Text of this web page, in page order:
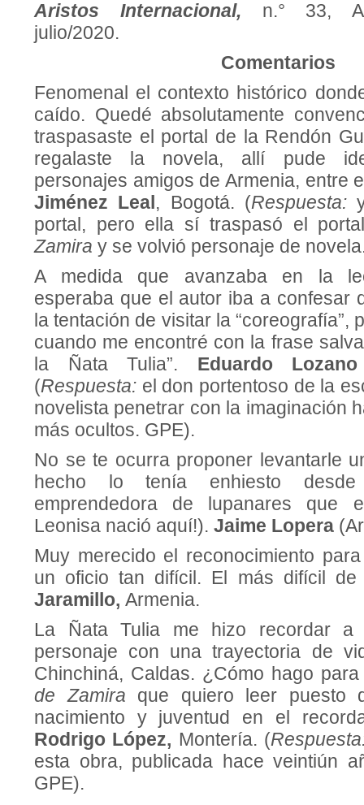
Aristos Internacional, n.° 33,
julio/2020.
Comentarios
Fenomenal el contexto histórico
caído. Quedé absolutamente
traspasaste el portal de la Rendón
regalaste la novela, allí pude
personajes amigos de Armenia, entre
Jiménez Leal , Bogotá. (Respuesta:
portal, pero ella sí traspasó el
Zamira y se volvió personaje de
A medida que avanzaba en la
esperaba que el autor iba a confesar
la tentación de visitar la “coreografía”,
cuando me encontré con la frase
la Ñata Tulia”. Eduardo
(Respuesta: el don portentoso de la
novelista penetrar con la imaginación
más ocultos. GPE).
No se te ocurra proponer levantarle
hecho lo tenía enhiesto desde
emprendedora de lupanares que
Leonisa nació aquí!). Jaime Lopera
Muy merecido el reconocimiento
un oficio tan difícil. El más difícil
Jaramillo, Armenia.
La Ñata Tulia me hizo recordar a
personaje con una trayectoria de
Chinchiná, Caldas. ¿Cómo hago
de Zamira que quiero leer puesto
nacimiento y juventud en el
Rodrigo López, Montería. (
esta obra, publicada hace veintiún
GPE).